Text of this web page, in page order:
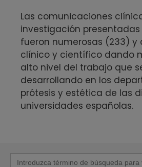
Las comunicaciones
investigación
fueron numerosas (233) y
clínico y científico dando
alto nivel del trabajo que
desarrollando en los
prótesis y estética de las
universidades españolas.
Buscar: